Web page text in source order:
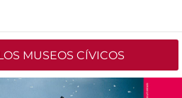
MUSEOS CÍVICOS